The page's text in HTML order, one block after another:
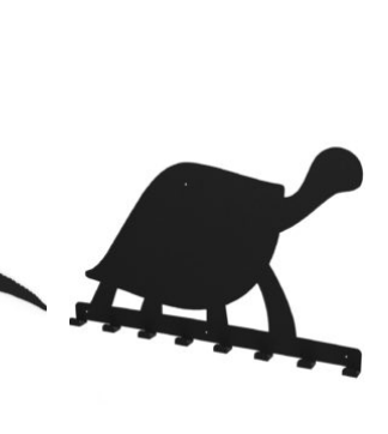
in
wishlist